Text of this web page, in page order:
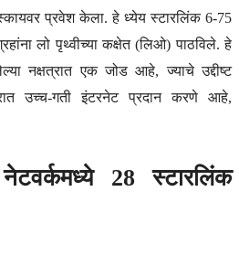
प्रवेश केला. हे ध्येय स्टारलिंक 6-75
लो पृथ्वीच्या कक्षेत (लिओ) पाठविले. हे
नक्षत्रात एक जोड आहे, ज्याचे उद्दीष्ट
उच्च-गती इंटरनेट प्रदान करणे आहे,
28 स्टारलिंक